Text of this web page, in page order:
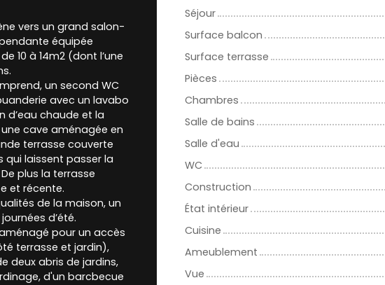
vers un grand salon-
équipée
10 à 14m2 (dont l’une
un second WC
avec un lavabo
d’eau chaude et la
cave aménagée en
terrasse couverte
laissent passer la
plus la terrasse
et récente.
de la maison, un
d’été.
pour un accès
terrasse et jardin),
deux abris de jardins,
d'un barcbecue
Séjour
Surface balcon
Surface terrasse
Pièces
Chambres
Salle de bains
Salle d'eau
WC
Construction
État intérieur
Cuisine
Ameublement
Vue